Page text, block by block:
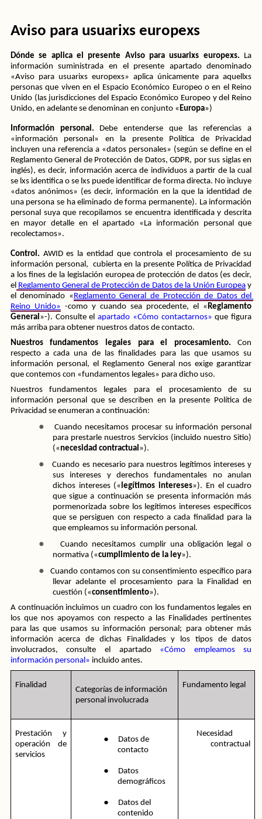
Aviso para usuarixs europexs
Dónde se aplica el presente Aviso para usuarixs europexs. La
información suministrada en el presente apartado denominado
«Aviso para usuarixs europexs» aplica únicamente para aquellxs
personas que viven en el Espacio Económico Europeo o en el Reino
Unido (las jurisdicciones del Espacio Económico Europeo y del Reino
Unido, en adelante se denominan en conjunto «Europa»)
Información personal. Debe entenderse que las referencias a
«información personal» en la presente Política de Privacidad
incluyen una referencia a «datos personales» (según se define en el
Reglamento General de Protección de Datos, GDPR, por sus siglas en
inglés), es decir, información acerca de individuos a partir de la cual
se lxs identifica o se lxs puede identificar de forma directa. No incluye
«datos anónimos» (es decir, información en la que la identidad de
una persona se ha eliminado de forma permanente). La información
personal suya que recopilamos se encuentra identificada y descrita
en mayor detalle en el apartado «La información personal que
recolectamos».
Control. AWID es la entidad que controla el procesamiento de su
información personal,  cubierta en la presente Política de Privacidad
a los fines de la legislación europea de protección de datos (es decir,
el Reglamento General de Protección de Datos de la Unión Europea y
el denominado «Reglamento General de Protección de Datos del
Reino Unido» -como y cuando sea procedente, el «Reglamento
General»-). Consulte el apartado «Cómo contactarnos» que figura
más arriba para obtener nuestros datos de contacto.
Nuestros fundamentos legales para el procesamiento. Con
respecto a cada una de las finalidades para las que usamos su
información personal, el Reglamento General nos exige garantizar
que contemos con «fundamentos legales» para dicho uso.
Nuestros fundamentos legales para el procesamiento de su
información personal que se describen en la presente Política de
Privacidad se enumeran a continuación:
●
Cuando necesitamos procesar su información personal
para prestarle nuestros Servicios (incluido nuestro Sitio)
(«necesidad contractual»).
●
Cuando es necesario para nuestros legítimos intereses y
sus intereses y derechos fundamentales no anulan
dichos intereses («legítimos intereses»). En el cuadro
que sigue a continuación se presenta información más
pormenorizada sobre los legítimos intereses específicos
que se persiguen con respecto a cada finalidad para la
que empleamos su información personal.
●
Cuando necesitamos cumplir una obligación legal o
normativa («cumplimiento de la ley»).
●
Cuando contamos con su consentimiento específico para
llevar adelante el procesamiento para la Finalidad en
cuestión («consentimiento»).
A continuación incluimos un cuadro con los fundamentos legales en
los que nos apoyamos con respecto a las Finalidades pertinentes
para las que usamos su información personal; para obtener más
información acerca de dichas Finalidades y los tipos de datos
involucrados, consulte el apartado «Cómo empleamos su
información personal» incluido antes.
Finalidad
Categorías de información
personal involucrada
Fundamento legal
Prestación y
operación de
servicios
●
Datos de
contacto
●
Datos
demográficos
●
Datos del
contenido
Necesidad
contractual